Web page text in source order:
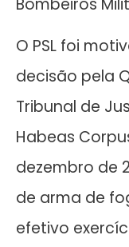
O PSL foi
decisão pela
Tribunal de
Habeas
dezembro de
de arma de
efetivo